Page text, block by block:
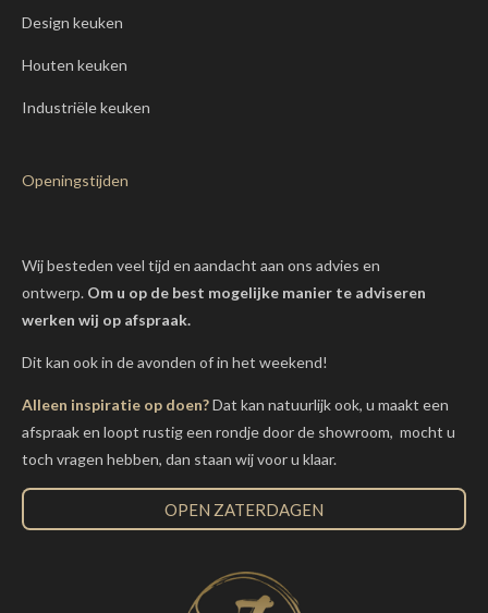
Design keuken
Houten keuken
Industriële keuken
Openingstijden
Wij besteden veel tijd en aandacht aan ons advies en
ontwerp. Om u op de best mogelijke manier te adviseren
werken wij op afspraak.
Dit kan ook in de avonden of in het weekend!
Alleen inspiratie op doen?Dat kan natuurlijk ook, u maakt een
afspraak en loopt rustig een rondje door de showroom, mocht u
toch vragen hebben, dan staan wij voor u klaar.
OPEN ZATERDAGEN